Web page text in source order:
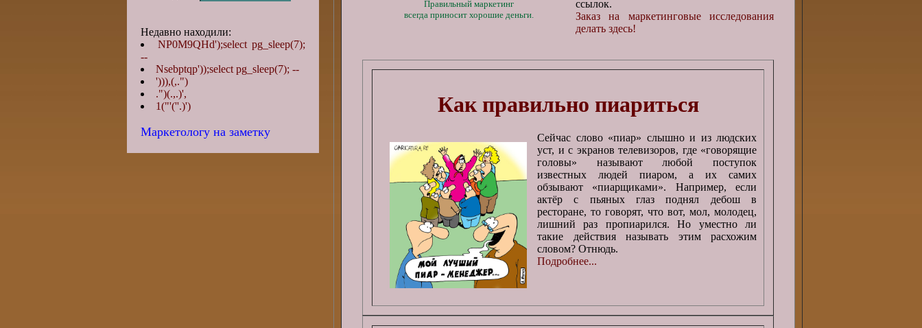
Правильный маркетинг
всегда приносит хорошие деньги.
ссылок.
Заказ на маркетинговые исследования
делать здесь!
Как правильно пиариться
Сейчас слово «пиар» слышно и из людских
уст, и с экранов телевизоров, где «говорящие
головы» называют любой поступок
известных людей пиаром, а их самих
обзывают «пиарщиками». Например, если
актёр с пьяных глаз поднял дебош в
ресторане, то говорят, что вот, мол, молодец,
лишний раз пропиарился. Но уместно ли
такие действия называть этим расхожим
словом? Отнюдь.
Подробнее...
Недавно находили:
NP0M9QHd');select pg_sleep(7);
--
Nsebptqp'));select pg_sleep(7); --
'))),(,.")
.")(.,.)',
1("'(''.)')
Маркетологу на заметку